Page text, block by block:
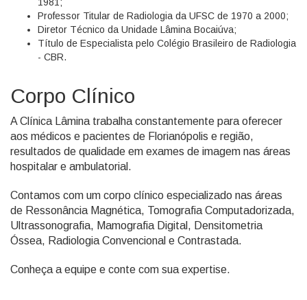
Professor Titular de Radiologia da UFSC de 1970 a 2000;
Diretor Técnico da Unidade Lâmina Bocaiúva;
Título de Especialista pelo Colégio Brasileiro de Radiologia
- CBR.
Corpo Clínico
A Clínica Lâmina trabalha constantemente para oferecer
aos médicos e pacientes de Florianópolis e região,
resultados de qualidade em exames de imagem nas áreas
hospitalar e ambulatorial.
Contamos com um corpo clínico especializado nas áreas
de Ressonância Magnética, Tomografia Computadorizada,
Ultrassonografia, Mamografia Digital, Densitometria
Óssea, Radiologia Convencional e Contrastada.
Conheça a equipe e conte com sua expertise.